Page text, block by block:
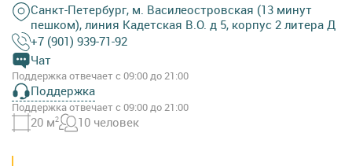
Санкт-Петербург, м. Василеостровская (13 минут
пешком), линия Кадетская В.О. д 5, корпус 2 литера Д
+7 (901) 939-71-92
Чат
Поддержка отвечает с 09:00 до 21:00
Поддержка
Поддержка отвечает с 09:00 до 21:00
20 м2 10 человек